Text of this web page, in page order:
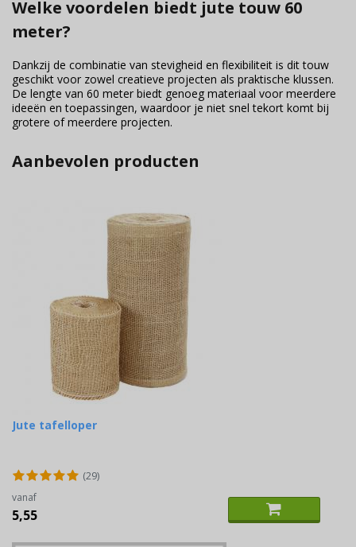
Welke voordelen biedt jute touw 60
meter?
Dankzij de combinatie van stevigheid en flexibiliteit is dit touw
geschikt voor zowel creatieve projecten als praktische klussen.
De lengte van 60 meter biedt genoeg materiaal voor meerdere
ideeën en toepassingen, waardoor je niet snel tekort komt bij
grotere of meerdere projecten.
Aanbevolen producten
Jute tafelloper
(29)
vanaf
5,55